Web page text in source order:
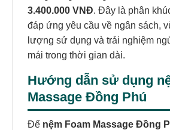
3.400.000 VNĐ. Đây là phân
đáp ứng yêu cầu về ngân sách,
lượng sử dụng và trải nghiệm
mái trong thời gian dài.
Hướng dẫn sử dụng
Massage Đồng Phú
Để nệm Foam Massage Đồng